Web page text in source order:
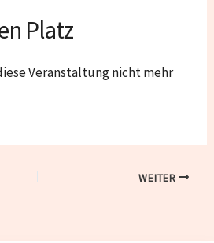
Platz
Veranstaltung nicht mehr
WEITER